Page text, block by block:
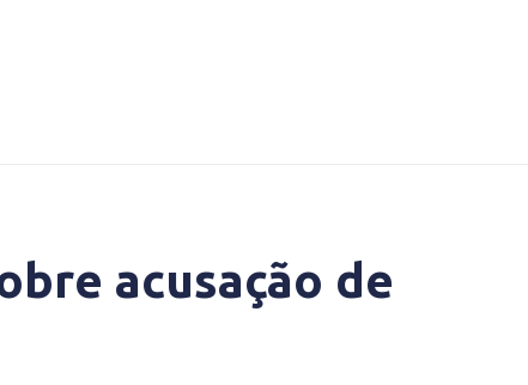
acusação de